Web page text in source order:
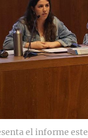
el informe